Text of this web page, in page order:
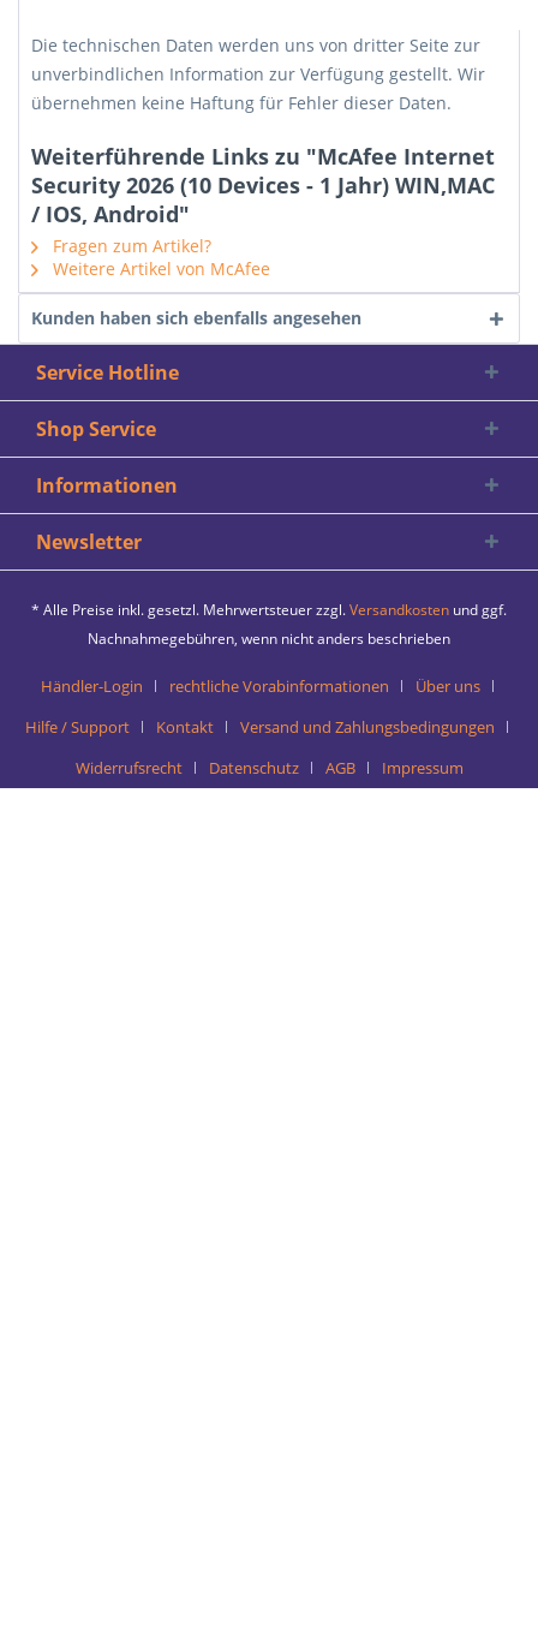
Die technischen Daten werden uns von dritter Seite zur
unverbindlichen Information zur Verfügung gestellt. Wir
übernehmen keine Haftung für Fehler dieser Daten.
Weiterführende Links zu "McAfee Internet
Security 2026 (10 Devices - 1 Jahr) WIN,MAC
/ IOS, Android"
Fragen zum Artikel?
Weitere Artikel von McAfee
Kunden haben sich ebenfalls angesehen
Service Hotline
Shop Service
Informationen
Newsletter
* Alle Preise inkl. gesetzl. Mehrwertsteuer zzgl.Versandkosten und ggf.
Nachnahmegebühren, wenn nicht anders beschrieben
Händler-Login rechtliche Vorabinformationen
Über uns
Hilfe / Support
Kontakt
Versand und Zahlungsbedingungen
Widerrufsrecht
Datenschutz AGB Impressum